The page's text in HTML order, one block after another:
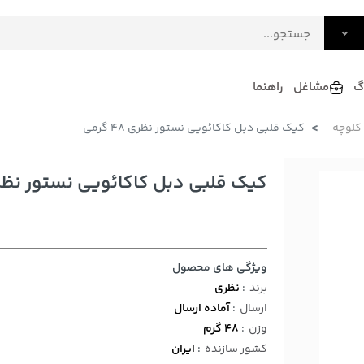
فرآورده های لبنی
دکوراسیون داخلی و تزئینی
سرو و پذیرایی
مشاغل راهنما
کیک قلبی دبل کاکائویی نستور نظری 48 گرمی
کیک قلبی دبل کاکائویی نستور نظری 48
ویژگی های محصول
برند : نظری
ارسال :آماده ارسال
وزن : 48 گرم
کشور سازنده : ایران